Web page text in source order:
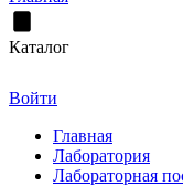
Каталог
Войти
Главная
Лаборатория
Лабораторная